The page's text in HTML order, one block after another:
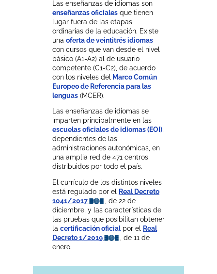
Las enseñanzas de idiomas son
enseñanzas oficiales que tienen
lugar fuera de las etapas
ordinarias de la educación. Existe
una oferta de veintitrés idiomas
con cursos que van desde el nivel
básico (A1-A2) al de usuario
competente (C1-C2), de acuerdo
con los niveles del
Marco Común
Europeo de Referencia para las
lenguas (MCER).
Las enseñanzas de idiomas se
imparten principalmente en las
escuelas oficiales de idiomas (EOI),
dependientes de las
administraciones autonómicas, en
una amplia red de 471 centros
distribuidos por todo el país.
El currículo de los distintos niveles
está regulado por el
Real Decreto
1041/2017
, de 22 de
diciembre, y las características de
las pruebas que posibilitan obtener
la certificación oficialpor el
Real
Decreto 1/2019
, de 11 de
enero.